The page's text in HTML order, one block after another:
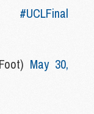
#UCLFinal
May 30,